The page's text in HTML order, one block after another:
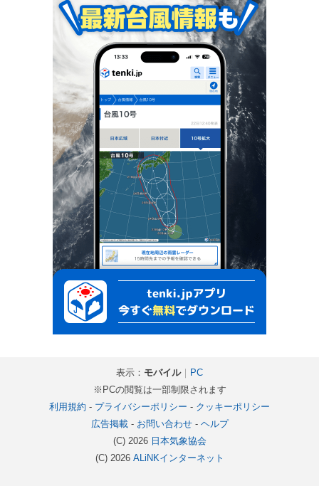
表示： モバイル｜ PC
※PCの閲覧は一部制限されます
利用規約 - プライバシーポリシー - クッキーポリシー
広告掲載- お問い合わせ- ヘルプ
(C) 2026 日本気象協会
(C) 2026 ALiNKインターネット